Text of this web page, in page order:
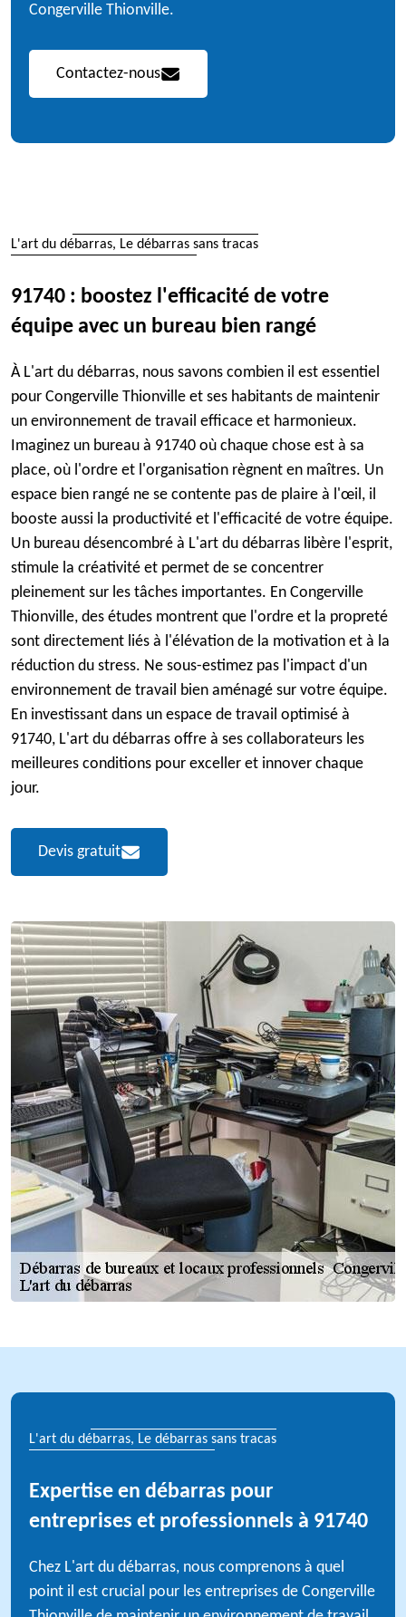
Congerville Thionville.
Contactez-nous
L'art du débarras, Le débarras sans tracas
91740 : boostez l'efficacité de votre
équipe avec un bureau bien rangé
À L'art du débarras, nous savons combien il est essentiel
pour Congerville Thionville et ses habitants de maintenir
un environnement de travail efficace et harmonieux.
Imaginez un bureau à 91740 où chaque chose est à sa
place, où l'ordre et l'organisation règnent en maîtres. Un
espace bien rangé ne se contente pas de plaire à l'œil, il
booste aussi la productivité et l'efficacité de votre équipe.
Un bureau désencombré à L'art du débarras libère l'esprit,
stimule la créativité et permet de se concentrer
pleinement sur les tâches importantes. En Congerville
Thionville, des études montrent que l'ordre et la propreté
sont directement liés à l'élévation de la motivation et à la
réduction du stress. Ne sous-estimez pas l'impact d'un
environnement de travail bien aménagé sur votre équipe.
En investissant dans un espace de travail optimisé à
91740, L'art du débarras offre à ses collaborateurs les
meilleures conditions pour exceller et innover chaque
jour.
Devis gratuit
L'art du débarras, Le débarras sans tracas
Expertise en débarras pour
entreprises et professionnels à 91740
Chez L'art du débarras, nous comprenons à quel
point il est crucial pour les entreprises de Congerville